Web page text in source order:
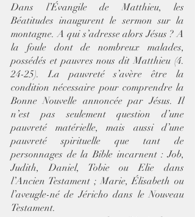
Dans l’Évangile de Matthieu, les
Béatitudes inaugurent le sermon sur la
montagne. A qui s’adresse alors Jésus ? A
la foule dont de nombreux malades,
possédés et pauvres nous dit Matthieu (4.
24-25). La pauvreté s’avère être la
condition nécessaire pour comprendre la
Bonne Nouvelle annoncée par Jésus. Il
n’est pas seulement question d’une
pauvreté matérielle, mais aussi d’une
pauvreté spirituelle que tant de
personnages de la Bible incarnent : Job,
Judith, Daniel, Tobie ou Elie dans
l’Ancien Testament ; Marie, Élisabeth ou
l’aveugle-né de Jéricho dans le Nouveau
Testament.